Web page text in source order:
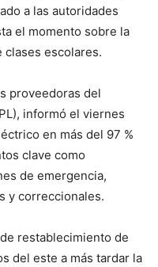
a las autoridades
el momento sobre la
escolares.
proveedoras del
informó el viernes
en más del 97 %
clave como
de emergencia,
y correccionales.
restablecimiento de
del este a más tardar la